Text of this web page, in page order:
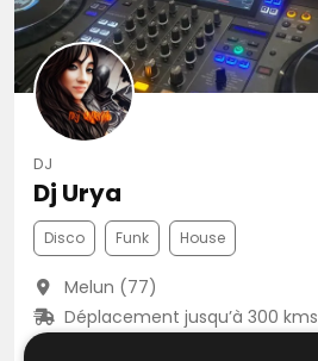
DJ
Dj Urya
Disco Funk House
Melun (77)
Déplacement jusqu’à 300 kms